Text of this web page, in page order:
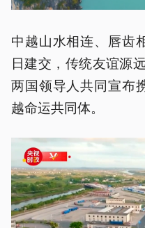
中越山水相连、唇齿
日建交，传统友谊源
两国领导人共同宣布
越命运共同体。